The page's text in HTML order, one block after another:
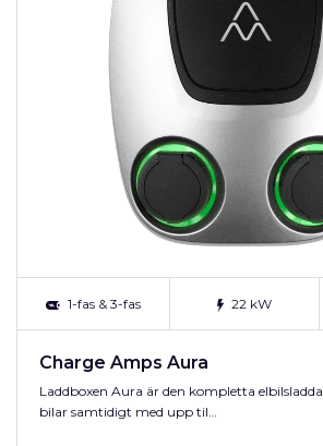
1-fas & 3-fas 22 kW
Charge Amps Aura
Laddboxen Aura är den kompletta
bilar samtidigt med upp til…